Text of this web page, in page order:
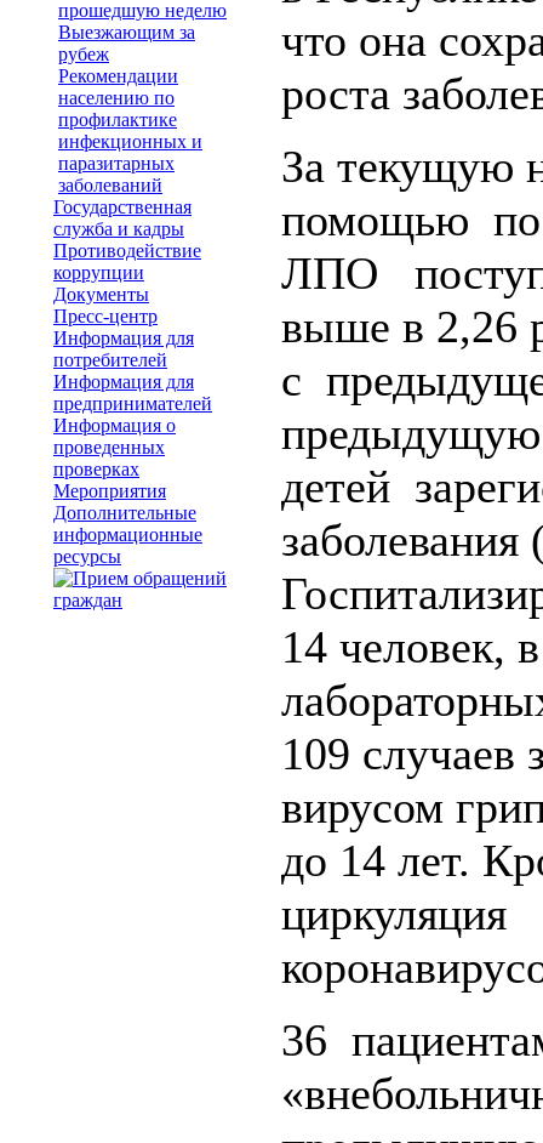
прошедшую неделю
Выезжающим за
рубеж
Рекомендации
населению по
профилактике
инфекционных и
паразитарных
заболеваний
Государственная
служба и кадры
Противодействие
коррупции
Документы
Пресс-центр
Информация для
потребителей
Информация для
предпринимателей
Информация о
проведенных
проверках
Мероприятия
Дополнительные
информационные
ресурсы
что она
роста
За текущую
помощью по
ЛПО
выше в 2,26
с
предыдущую
детей
14 человек,
109 случаев
вирусом
до 14 лет.
циркуляция
36